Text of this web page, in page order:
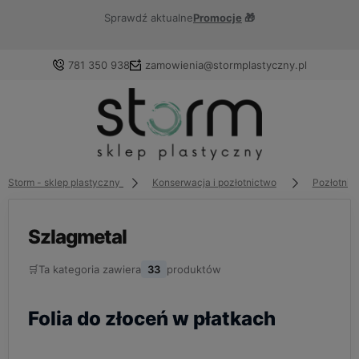
Sprawdź aktualnePromocje 🎁
781 350 938 zamowienia@stormplastyczny.pl
Zaloguj się
Wybierz coś dla siebie z naszej aktualnej oferty lub
Storm - sklep plastyczny Konserwacja i pozłotnictwo
Szlagmetal
🛒Ta kategoria zawiera 33 produktów
Folia do złoceń w płatkach